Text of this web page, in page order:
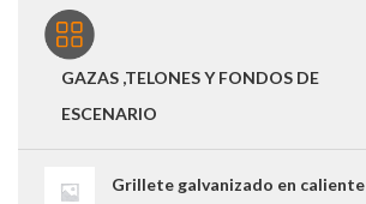
GAZAS ,TELONES Y FONDOS DE
ESCENARIO
Grillete galvanizado en caliente